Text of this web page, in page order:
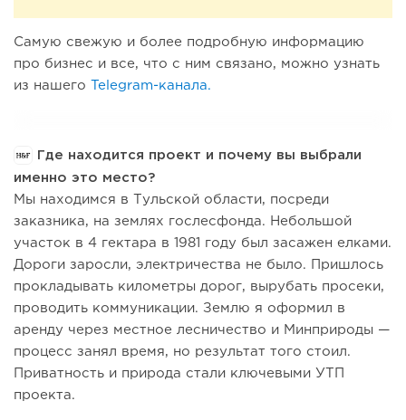
Самую свежую и более подробную информацию
про бизнес и все, что с ним связано, можно узнать
из нашего
Telegram-канала.
Где находится проект и почему вы выбрали
именно это место?
Мы находимся в Тульской области, посреди
заказника, на землях гослесфонда. Небольшой
участок в 4 гектара в 1981 году был засажен елками.
Дороги заросли, электричества не было. Пришлось
прокладывать километры дорог, вырубать просеки,
проводить коммуникации. Землю я оформил в
аренду через местное лесничество и Минприроды —
процесс занял время, но результат того стоил.
Приватность и природа стали ключевыми УТП
проекта.